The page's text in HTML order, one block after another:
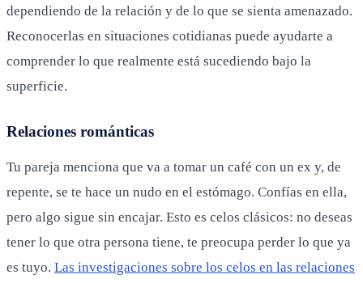
dependiendo de la relación y de lo que se sienta amenazado.
Reconocerlas en situaciones cotidianas puede ayudarte a
comprender lo que realmente está sucediendo bajo la
superficie.
Relaciones románticas
Tu pareja menciona que va a tomar un café con un ex y, de
repente, se te hace un nudo en el estómago. Confías en ella,
pero algo sigue sin encajar. Esto es celos clásicos: no deseas
tener lo que otra persona tiene, te preocupa perder lo que ya
es tuyo. Las investigaciones sobre los celos en las relaciones